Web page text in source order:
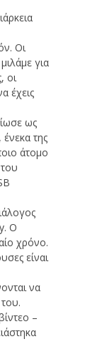
Οι
για
οι
έχεις
ως
της
άτομο
Ο
χρόνο.
είναι
να
–